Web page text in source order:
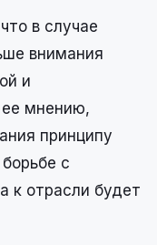
в случае
внимания
и
ее мнению,
принципу
с
к отрасли будет